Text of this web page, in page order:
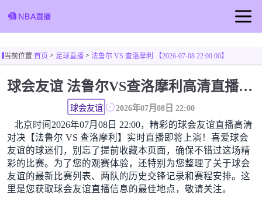
篮球直播
当前位置:首页> 足球直播> 法鲁尔 VS 查洛摩利 【2026-07-08 22:00:00】
球会友谊 法鲁尔VS查洛摩利高清直播免费观看
球会友谊 2026年07月08日 22:00
北京时间2026年07月08日 22:00，精彩的球会友谊直播高清
对决【法鲁尔 VS 查洛摩利】实时直播即将上演！喜爱球会
友谊的球迷们，别忘了提前收藏本页面，确保不错过这场精
彩的比赛。为了您的观赛体验，还特别为您整理了关于球会
友谊的最新比赛列表、两队的历史交锋记录和赛程安排。这
里是您获取球会友谊直播信息的最佳地点，敬请关注。